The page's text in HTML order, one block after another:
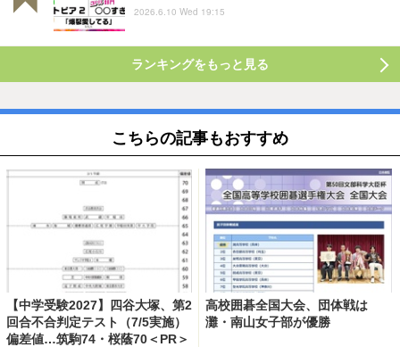
2026.6.10 Wed 19:15
ランキングをもっと見る
こちらの記事もおすすめ
【中学受験2027】四谷大塚、第2
回合不合判定テスト（7/5実施）
偏差値…筑駒74・桜蔭70＜PR＞
高校囲碁全国大会、団体戦は
灘・南山女子部が優勝